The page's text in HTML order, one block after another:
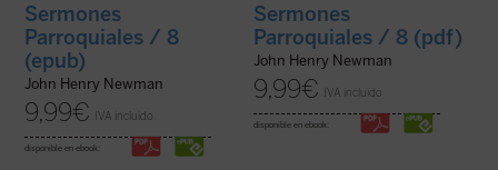
Sermones
Parroquiales / 8
(epub)
John Henry Newman
9,99€ IVA incluido
disponible en ebook:
Sermones
Parroquiales / 8 (pdf)
John Henry Newman
9,99€ IVA incluido
disponible en ebook: